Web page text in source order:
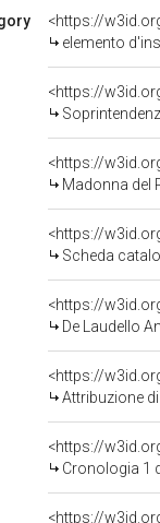
<https://
elemento
<https://
Soprintendenza per i Beni
<https://
Madonna del
<https://
Scheda
<https://
De Laudello
<https://
Attribuzione di
<https://
Cronologia 1